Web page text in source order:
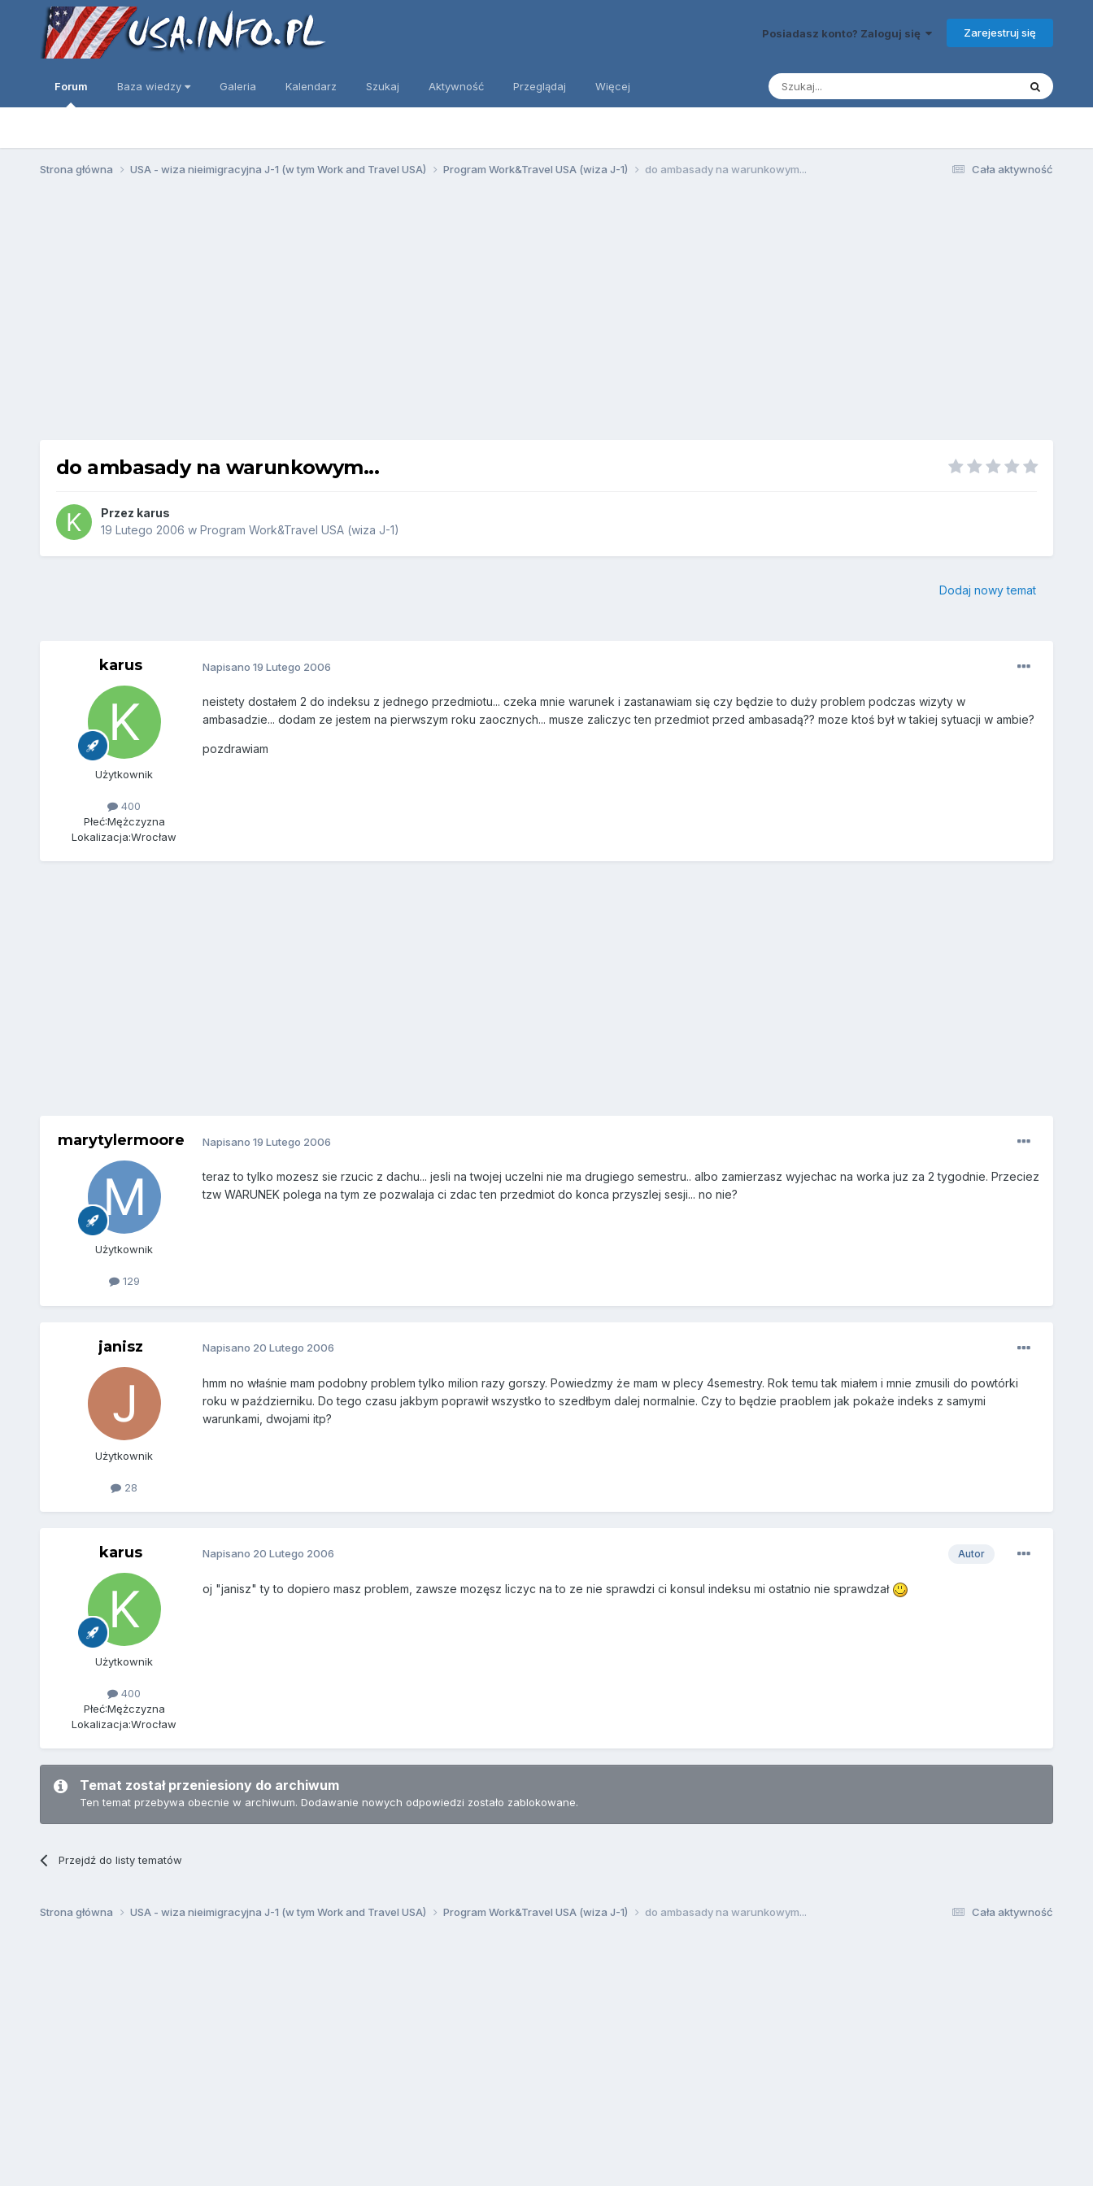
Posiadasz konto? Zaloguj się Zarejestruj się
Forum Baza wiedzy Galeria Kalendarz Szukaj Aktywność Przeglądaj Więcej
Cała aktywność
Strona główna USA - wiza nieimigracyjna J-1 (w tym Work and Travel USA) Program Work&Travel USA (wiza J-1) do ambasady na warunkowym...
do ambasady na warunkowym...
Przez karus
19 Lutego 2006 w Program Work&Travel USA (wiza J-1)
Dodaj nowy temat
karus
Użytkownik
400
Płeć:Mężczyzna
Lokalizacja:Wrocław
Napisano 19 Lutego 2006
neistety dostałem 2 do indeksu z jednego przedmiotu... czeka mnie warunek i zastanawiam się czy będzie to duży problem podczas wizyty w
ambasadzie... dodam ze jestem na pierwszym roku zaocznych... musze zaliczyc ten przedmiot przed ambasadą?? moze ktoś był w takiej sytuacji w ambie?
pozdrawiam
marytylermoore
Użytkownik
129
Napisano 19 Lutego 2006
teraz to tylko mozesz sie rzucic z dachu... jesli na twojej uczelni nie ma drugiego semestru.. albo zamierzasz wyjechac na worka juz za 2 tygodnie. Przeciez
tzw WARUNEK polega na tym ze pozwalaja ci zdac ten przedmiot do konca przyszlej sesji... no nie?
janisz
Użytkownik
28
Napisano 20 Lutego 2006
hmm no właśnie mam podobny problem tylko milion razy gorszy. Powiedzmy że mam w plecy 4semestry. Rok temu tak miałem i mnie zmusili do powtórki
roku w październiku. Do tego czasu jakbym poprawił wszystko to szedłbym dalej normalnie. Czy to będzie praoblem jak pokaże indeks z samymi
warunkami, dwojami itp?
karus
Użytkownik
400
Płeć:Mężczyzna
Lokalizacja:Wrocław
Autor
Napisano 20 Lutego 2006
oj "janisz" ty to dopiero masz problem, zawsze mozęsz liczyc na to ze nie sprawdzi ci konsul indeksu mi ostatnio nie sprawdzał
Temat został przeniesiony do archiwum
Ten temat przebywa obecnie w archiwum. Dodawanie nowych odpowiedzi zostało zablokowane.
Przejdź do listy tematów
Cała aktywność
Strona główna USA - wiza nieimigracyjna J-1 (w tym Work and Travel USA) Program Work&Travel USA (wiza J-1) do ambasady na warunkowym...